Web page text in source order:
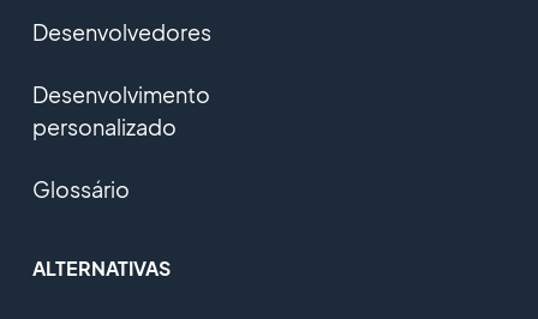
Desenvolvedores
Desenvolvimento
personalizado
Glossário
ALTERNATIVAS